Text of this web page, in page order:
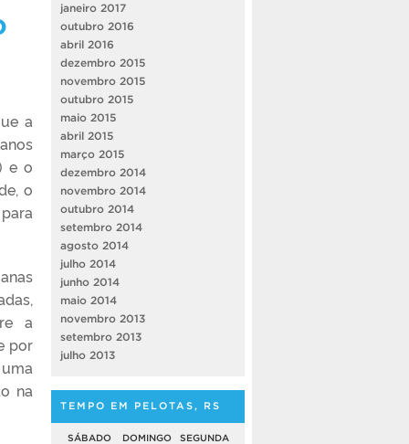
a
e o
o
a
por
na
janeiro 2017
outubro 2016
abril 2016
dezembro 2015
novembro 2015
outubro 2015
maio 2015
abril 2015
março 2015
dezembro 2014
novembro 2014
outubro 2014
setembro 2014
agosto 2014
julho 2014
junho 2014
maio 2014
novembro 2013
setembro 2013
julho 2013
TEMPO EM PELOTAS, RS
SÁBADO DOMINGO SEGUNDA